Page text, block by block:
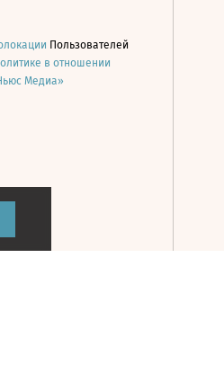
Пользователей
в отношении
Медиа»